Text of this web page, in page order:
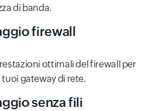
di banda.
firewall
ottimali del firewall per
gateway di rete.
senza fili